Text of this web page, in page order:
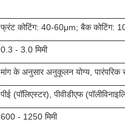
फ्रंट कोटिंग: 40-60μm; बैक कोटिंग:
0.3 - 3.0 मिमी
मांग के अनुसार अनुकूलन योग्य, पारंपरिक
पीई (पॉलिएस्टर), पीवीडीएफ
600 - 1250 मिमी